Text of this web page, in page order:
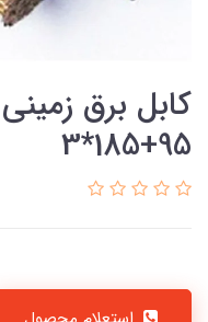
کابل برق
95+185*3